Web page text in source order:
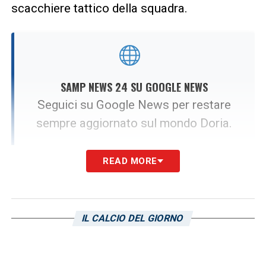
scacchiere tattico della squadra.
SAMP NEWS 24 SU GOOGLE NEWS
Seguici su Google News per restare
sempre aggiornato sul mondo Doria.
SEGUICI ORA
Estanis Pedrola
READ MORE
IL CALCIO DEL GIORNO